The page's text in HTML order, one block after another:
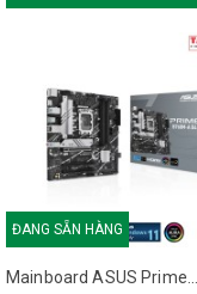
ĐANG SẴN HÀNG
Mainboard ASUS Prime...